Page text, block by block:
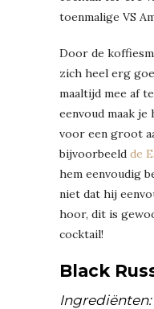
toenmalige VS
Door de
zich heel erg
maaltijd mee af
eenvoud maak
voor een groot
bijvoorbeeld de
hem eenvoudig
niet dat hij
hoor, dit is
cocktail!
Black
Ingrediënten: